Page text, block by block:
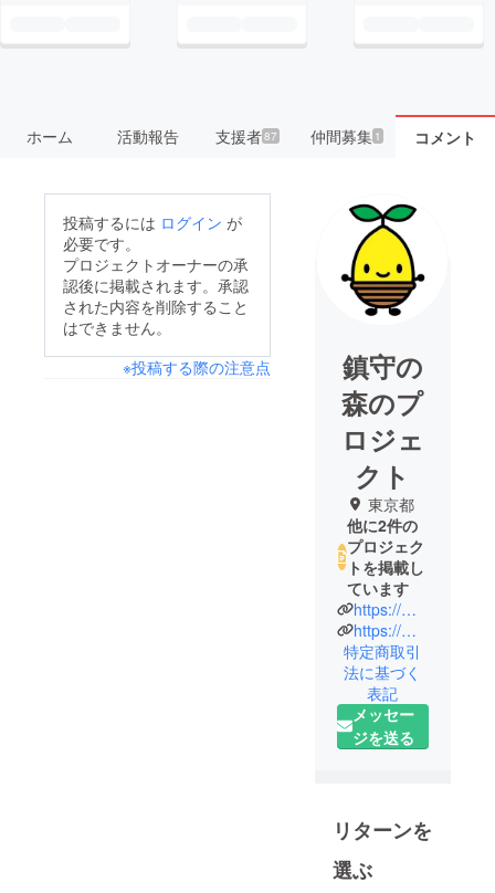
ホーム 活動報告 支援者87 仲間募集 1 コメント
投稿するには ログイン が
必要です。
プロジェクトオーナーの承
認後に掲載されます。承認
された内容を削除すること
はできません。
※投稿する際の注意点
鎮守の
森のプ
ロジェ
クト
東京都
他に2件の
プロジェク
トを掲載し
ています
https://morinoproject.com/
https://morinoproject.com/join
特定商取引
法に基づく
表記
メッセー
ジを送る
リターンを
選ぶ